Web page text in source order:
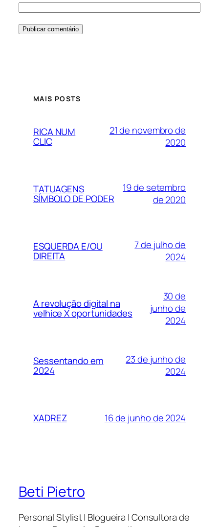
MAIS POSTS
RICA NUM
CLIC
21 de novembro de
2020
TATUAGENS
SÍMBOLO DE PODER
19 de setembro
de 2020
ESQUERDA E/OU
DIREITA
7 de julho de
2024
A revolução digital na
velhice X oportunidades
30 de
junho de
2024
Sessentando em
2024
23 de junho de
2024
XADREZ 16 de junho de 2024
Beti Pietro
Personal Stylist | Blogueira | Consultora de